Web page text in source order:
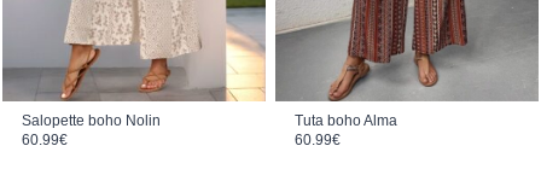
Salopette boho Nolin
60.99€
Tuta boho Alma
60.99€